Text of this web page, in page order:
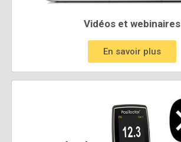
Vidéos et webinaires
En savoir plus